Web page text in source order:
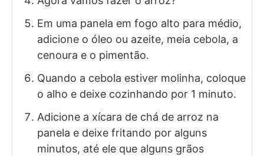
Em uma panela em fogo alto para médio,
adicione o óleo ou azeite, meia cebola, a
cenoura e o pimentão.
Quando a cebola estiver molinha, coloque
o alho e deixe cozinhando por 1 minuto.
Adicione a xícara de chá de arroz na
panela e deixe fritando por alguns
minutos, até ele que alguns grãos